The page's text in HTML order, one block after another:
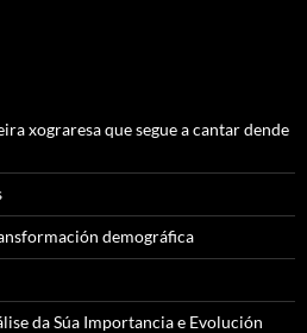
xograresa que segue a cantar dende
demográfica
da Súa Importancia e Evolución